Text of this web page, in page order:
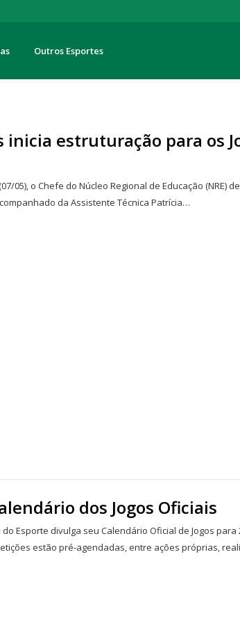
Outros Esportes
inicia estruturação para os
05), o Chefe do Núcleo Regional de Educação (NRE)
da Assistente Técnica Patrícia…
dos Jogos Oficiais
Esporte divulga seu Calendário Oficial de Jogos para
estão pré-agendadas, entre ações próprias,